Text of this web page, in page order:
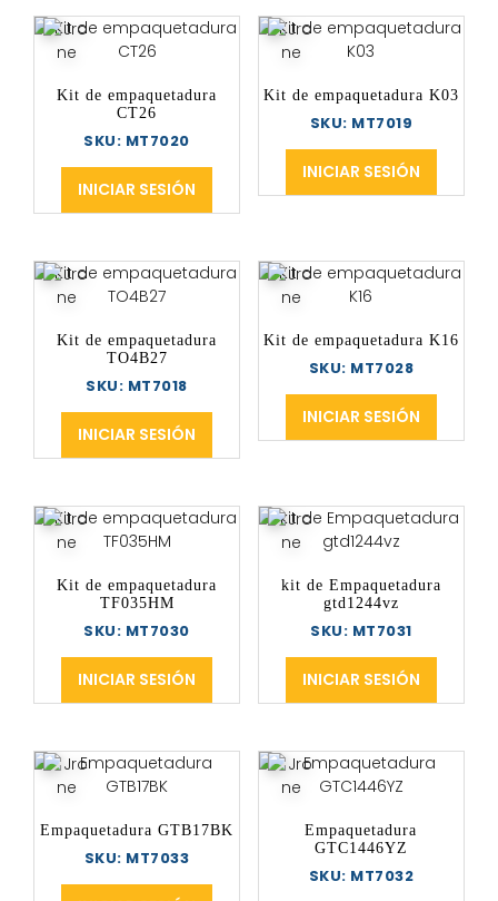
Kit de empaquetadura
CT26
SKU: MT7020
INICIAR SESIÓN
Kit de empaquetadura K03
SKU: MT7019
INICIAR SESIÓN
Kit de empaquetadura
TO4B27
SKU: MT7018
INICIAR SESIÓN
Kit de empaquetadura K16
SKU: MT7028
INICIAR SESIÓN
Kit de empaquetadura
TF035HM
SKU: MT7030
INICIAR SESIÓN
kit de Empaquetadura
gtd1244vz
SKU: MT7031
INICIAR SESIÓN
Empaquetadura GTB17BK
SKU: MT7033
Empaquetadura
GTC1446YZ
SKU: MT7032